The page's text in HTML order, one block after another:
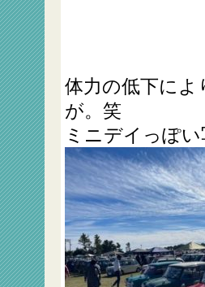
体力の低下に
が。笑
ミニデイっぽ